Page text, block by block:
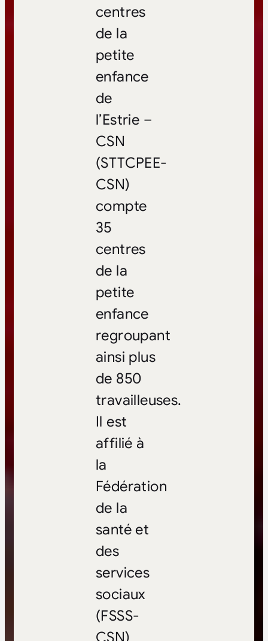
centres
de la
petite
enfance
de
l’Estrie –
CSN
(STTCPEE-
CSN)
compte
35
centres
de la
petite
enfance
regroupant
ainsi plus
de 850
travailleuses.
Il est
affilié à
la
Fédération
de la
santé et
des
services
sociaux
(FSSS-
CSN)